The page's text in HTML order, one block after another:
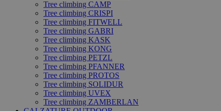
Tree climbing CAMP
Tree climbing CRISPI
Tree climbing FITWELL
Tree climbing GABRI
Tree climbing KASK
Tree climbing KONG
Tree climbing PETZL
Tree climbing PFANNER
Tree climbing PROTOS
Tree climbing SOLIDUR
Tree climbing UVEX
Tree climbing ZAMBERLAN